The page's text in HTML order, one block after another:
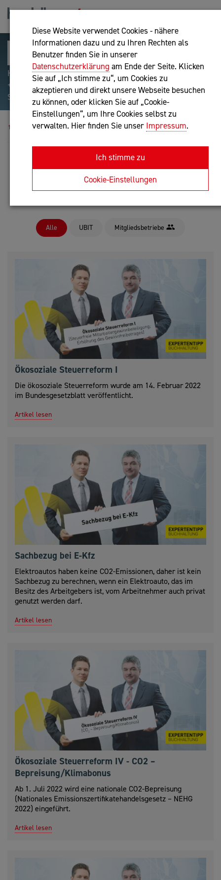
Diese Website verwendet Cookies - nähere
Informationen dazu und zu Ihren Rechten als
Benutzer finden Sie in unserer
Datenschutzerklärung am Ende der Seite. Klicken
Sie auf „Ich stimme zu“, um Cookies zu
akzeptieren und direkt unsere Webseite besuchen
zu können, oder klicken Sie auf „Cookie-
Einstellungen“, um Ihre Cookies selbst zu
verwalten. Hier finden Sie unser Impressum.
Ich stimme zu
Cookie-Einstellungen
Hilfreiche Suchparameter: Begriff einschließen:
+webshop, Begriff ausschließen: -webshop, Exakter
Suchbegriff: "internet of things"
Blog
BLOG DER IT-,
UNTERNEHMENSBERATER- &
BUCHHALTER-BRANCHE
Alle UBIT Mitgliedsbetriebe
Ökosoziale Steuerreform I
Die ökosoziale Steuerreform wurde am 14. Februar 2022
im Bundesgesetzblatt veröffentlicht.
Artikel lesen
Sachbezug bei E-Kfz
Elektroautos haben keine CO2-Emissionen, daher ist kein
Sachbezug zu berechnen, wenn ein Elektroauto, das im
Besitz des Arbeitgebers ist, vom Arbeitnehmer auch privat
genutzt werden darf.
Artikel lesen
Ökosoziale Steuerreform IV - CO2 –
Bepreisung/Klimabonus
Ab 1. Juli 2022 wird eine nationale CO2-Bepreisung
(Nationales Emissionszertifikatehandelsgesetz – NEHG
2022) eingeführt.
Artikel lesen